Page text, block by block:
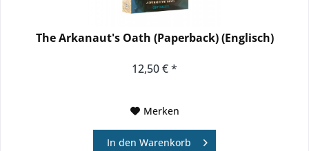
The Arkanaut's Oath (Paperback) (Englisch)
12,50 € *
Merken
In den Warenkorb